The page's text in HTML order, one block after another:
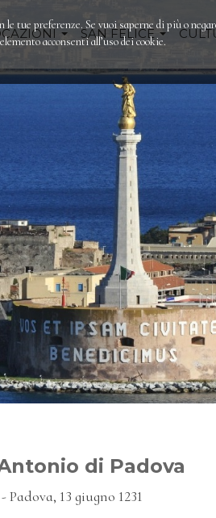
SAN FELICE
di Padova
Padova, 13 giugno 1231
preferenze. Se vuoi saperne di più o
acconsenti all’uso dei cookie.